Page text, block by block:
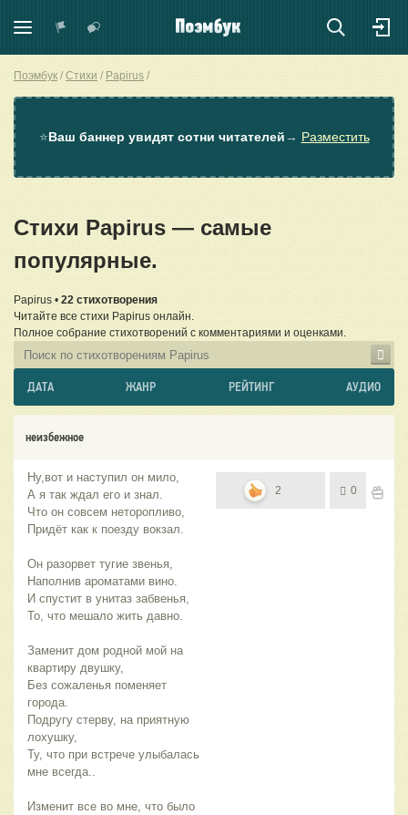
Поэмбук Стихи Papirus
⭐Ваш баннер увидят сотни читателей → Разместить
Стихи Papirus — самые
популярные.
Papirus • 22 стихотворения
Читайте все стихи Papirus онлайн.
Полное собрание стихотворений с комментариями и оценками.
ДАТА ЖАНР РЕЙТИНГ АУДИО
неизбежное
Ну,вот и наступил он мило,
А я так ждал его и знал.
Что он совсем неторопливо,
Придёт как к поезду вокзал.
Он разорвет тугие звенья,
Наполнив ароматами вино.
И спустит в унитаз забвенья,
То, что мешало жить давно.
Заменит дом родной мой на
квартиру двушку,
Без сожаленья поменяет
города.
Подругу стерву, на приятную
лохушку,
Ту, что при встрече улыбалась
мне всегда..
Изменит все во мне, что было
2 0